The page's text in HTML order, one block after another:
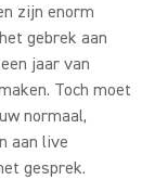
zijn enorm
gebrek aan
jaar van
Toch moet
normaal,
aan live
gesprek.